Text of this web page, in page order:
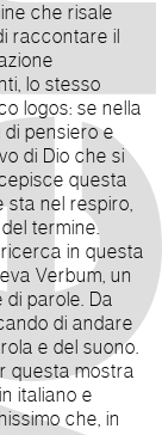
che risale
raccontare il
lo stesso
logos: se nella
pensiero e
di Dio che si
questa
nel respiro,
termine.
in questa
Verbum, un
parole. Da
di andare
e del suono.
questa mostra
italiano e
che, in